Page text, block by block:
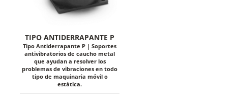
TIPO ANTIDERRAPANTE P
Tipo Antiderrapante P | Soportes
antivibratorios de caucho metal
que ayudan a resolver los
problemas de vibraciones en todo
tipo de maquinaria móvil o
estática.